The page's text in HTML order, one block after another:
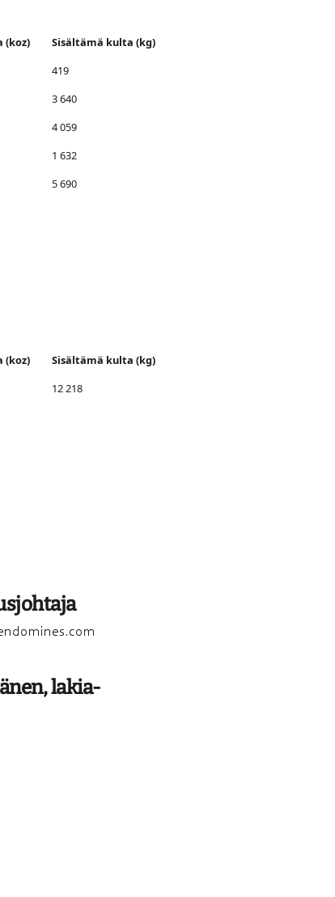
(koz)
Sisältämä kulta (kg)
419
3 640
4 059
1 632
5 690
(koz)
Sisältämä kulta (kg)
12 218
lakia­